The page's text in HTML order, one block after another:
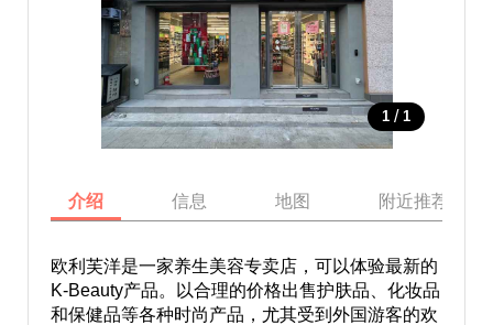
1 / 1
介绍 信息 地图 附近推荐景点
欧利芙洋是一家养生美容专卖店，可以体验最新的
K-Beauty产品。以合理的价格出售护肤品、化妆品
和保健品等各种时尚产品，尤其受到外国游客的欢